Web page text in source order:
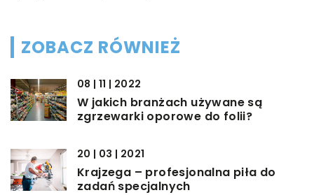
ZOBACZ RÓWNIEŻ
08 | 11 | 2022
W jakich branżach używane są
zgrzewarki oporowe do folii?
20 | 03 | 2021
Krajzega – profesjonalna piła do
zadań specjalnych